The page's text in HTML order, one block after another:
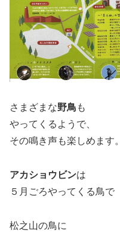
さまざまな野鳥 も
やってくるようで、
その鳴き声も楽しめます。
アカショウビンは
５月ごろやってくる鳥で
松之山の鳥に